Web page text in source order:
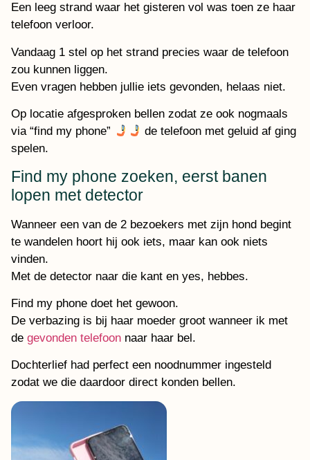
Een leeg strand waar het gisteren vol was toen ze haar
telefoon verloor.
Vandaag 1 stel op het strand precies waar de telefoon
zou kunnen liggen.
Even vragen hebben jullie iets gevonden, helaas niet.
Op locatie afgesproken bellen zodat ze ook nogmaals
via “find my phone”
de telefoon met geluid af ging
spelen.
Find my phone zoeken, eerst banen
lopen met detector
Wanneer een van de 2 bezoekers met zijn hond begint
te wandelen hoort hij ook iets, maar kan ook niets
vinden.
Met de detector naar die kant en yes, hebbes.
Find my phone doet het gewoon.
De verbazing is bij haar moeder groot wanneer ik met
de gevonden telefoon naar haar bel.
Dochterlief had perfect een noodnummer ingesteld
zodat we die daardoor direct konden bellen.